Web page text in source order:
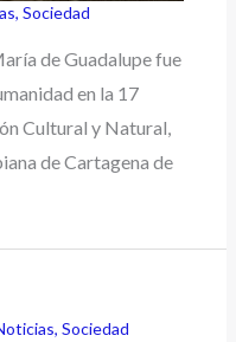
,Sociedad
de Guadalupe fue
en la 17
Cultural y Natural,
de Cartagena de
,Sociedad